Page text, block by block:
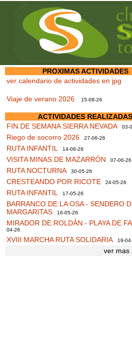
PROXIMAS ACTIVIDADES
ver calendario de actividades en jpg
Viaje de verano 2026 15-08-26
ACTIVIDADES REALIZADAS
FIN DE SEMANA SIERRA NEVADA 03-
Riego de socorro 2026 27-06-26
RUTA INFANTIL 14-06-26
VISITA MINAS DE MAZARRÓN 07-06-26
RUTA NOCTURNA 30-05-26
CRESTEANDO POR RICOTE 24-05-26
RUTA INFANTIL 17-05-26
BARRANCO DE LA OSA - SENDERO
MARGARITAS 16-05-26
MIRADOR DE ROLDÁN - PLAYA DE
04-26
XVIII MARCHA RUTA SOLIDARIA 19-
ver mas